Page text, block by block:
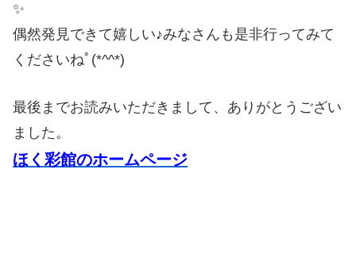
✨
偶然発見できて嬉しい♪みなさんも是非行ってみて
くださいねﾟ(*^^*)
最後までお読みいただきまして、ありがとうござい
ました。
ほく彩館のホームページ